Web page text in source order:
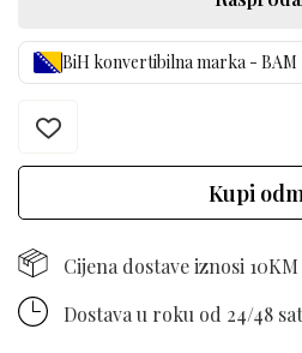
BiH konvertibilna marka - BAM
Kupi
Cijena dostave iznosi 10KM
Dostava u roku od 24/48